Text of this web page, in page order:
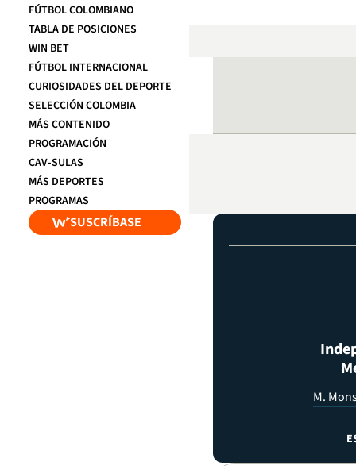
FÚTBOL COLOMBIANO
TABLA DE POSICIONES
WIN BET
FÚTBOL INTERNACIONAL
CURIOSIDADES DEL DEPORTE
SELECCIÓN COLOMBIA
MÁS CONTENIDO
PROGRAMACIÓN
CAV-SULAS
MÁS DEPORTES
PROGRAMAS
SUSCRÍBASE
M.